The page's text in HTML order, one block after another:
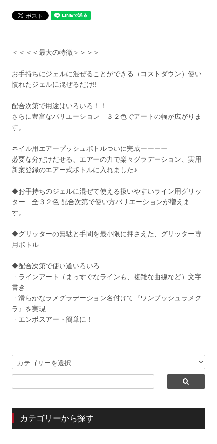
＜＜＜＜最大の特徴＞＞＞＞
お手持ちにジェルに混ぜることができる（コストダウン）使い
慣れたジェルに混ぜるだけ!!
配合次第で用途はいろいろ！！
さらに豊富なバリエーション ３２色でアートの幅が広がりま
す。
ネイル用エアープッシュボトルついに完成ーーーー
必要な分だけだせる、エアーの力で楽々グラデーション、実用
新案登録のエアー式ボトルに入れました♪
◆お手持ちのジェルに混ぜて使える扱いやすいライン用グリッ
ター 全３２色 配合次第で使い方バリエーションが増えま
す。
◆グリッターの無駄と手間を最小限に押さえた、グリッター専
用ボトル
◆配合次第で使い道いろいろ
・ラインアート（まっすぐなラインも、複雑な曲線など）文字
書き
・滑らかなラメグラデーション名付けて『ワンプッシュラメグ
ラ』を実現
・エンボスアート簡単に！
カテゴリーから探す